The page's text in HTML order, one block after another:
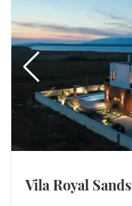
Vila Royal Sands